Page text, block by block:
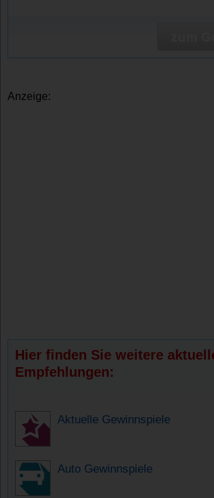
Anzeige:
Hier finden Sie weitere
Empfehlungen:
Aktuelle Gewinnspiele
Auto Gewinnspiele